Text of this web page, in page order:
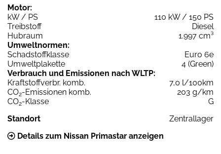
Motor:
kW / PS
110 kW / 150 PS
Treibstoff
Diesel
Hubraum
1.997 cm³
Umweltnormen:
Schadstoffklasse
Euro 6e
Umweltplakette
4 (Green)
Verbrauch und Emissionen nach WLTP:
Kraftstoffverbr. komb.
7,0 l/100km
CO2-Emissionen komb.
203 g/km
CO2-Klasse
G
Standort
Zentrallager
Details zum Nissan Primastar anzeigen